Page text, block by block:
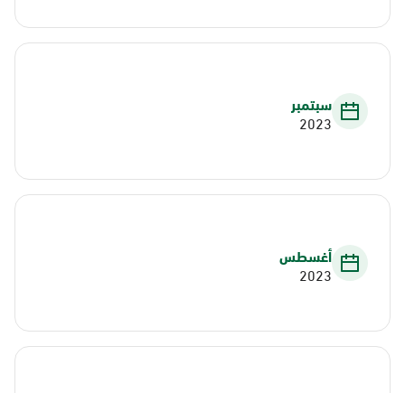
سبتمبر
2023
أغسطس
2023